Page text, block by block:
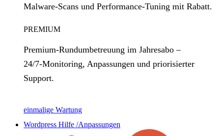
Malware‑Scans und Performance‑Tuning mit Rabatt.
PREMIUM
Premium‑Rundumbetreuung im Jahresabo –
24/7‑Monitoring, Anpassungen und priorisierter
Support.
einmalige Wartung
Wordpress Hilfe /Anpassungen